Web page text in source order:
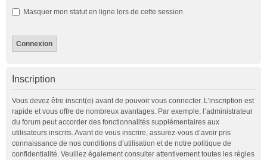
Masquer mon statut en ligne lors de cette session
Inscription
Vous devez être inscrit(e) avant de pouvoir vous connecter. L’inscription est
rapide et vous offre de nombreux avantages. Par exemple, l’administrateur
du forum peut accorder des fonctionnalités supplémentaires aux
utilisateurs inscrits. Avant de vous inscrire, assurez-vous d’avoir pris
connaissance de nos conditions d’utilisation et de notre politique de
confidentialité. Veuillez également consulter attentivement toutes les règles